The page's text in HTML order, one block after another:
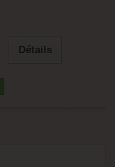
Détails